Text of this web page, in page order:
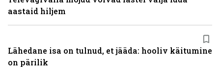
aastaid hiljem
Lähedane isa on tulnud, et jääda: hooliv käitumine
on pärilik